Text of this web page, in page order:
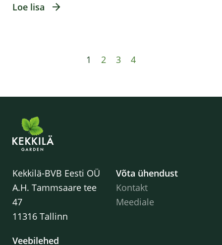
Loe lisa
1 2 3 4
Kekkilä-BVB Eesti OÜ
A.H. Tammsaare tee
47
11316 Tallinn
Võta ühendust
Kontakt
Meediale
Veebilehed